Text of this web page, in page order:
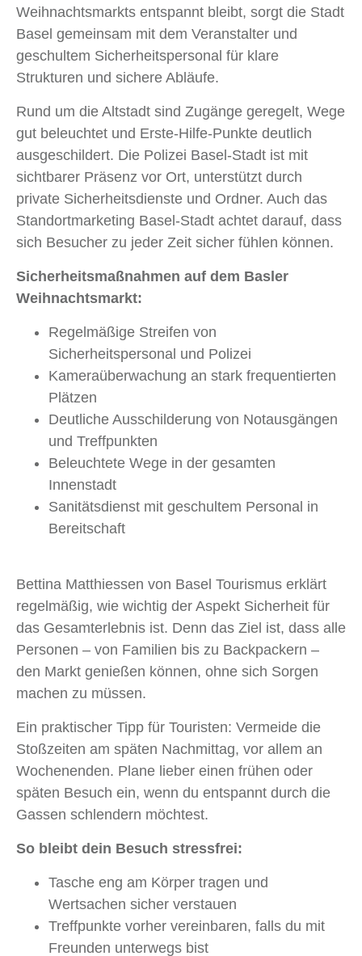
Weihnachtsmarkts entspannt bleibt, sorgt die Stadt
Basel gemeinsam mit dem Veranstalter und
geschultem Sicherheitspersonal für klare
Strukturen und sichere Abläufe.
Rund um die Altstadt sind Zugänge geregelt, Wege
gut beleuchtet und Erste-Hilfe-Punkte deutlich
ausgeschildert. Die Polizei Basel-Stadt ist mit
sichtbarer Präsenz vor Ort, unterstützt durch
private Sicherheitsdienste und Ordner. Auch das
Standortmarketing Basel-Stadt achtet darauf, dass
sich Besucher zu jeder Zeit sicher fühlen können.
Sicherheitsmaßnahmen auf dem Basler
Weihnachtsmarkt:
Regelmäßige Streifen von
Sicherheitspersonal und Polizei
Kameraüberwachung an stark frequentierten
Plätzen
Deutliche Ausschilderung von Notausgängen
und Treffpunkten
Beleuchtete Wege in der gesamten
Innenstadt
Sanitätsdienst mit geschultem Personal in
Bereitschaft
Bettina Matthiessen von Basel Tourismus erklärt
regelmäßig, wie wichtig der Aspekt Sicherheit für
das Gesamterlebnis ist. Denn das Ziel ist, dass alle
Personen – von Familien bis zu Backpackern –
den Markt genießen können, ohne sich Sorgen
machen zu müssen.
Ein praktischer Tipp für Touristen: Vermeide die
Stoßzeiten am späten Nachmittag, vor allem an
Wochenenden. Plane lieber einen frühen oder
späten Besuch ein, wenn du entspannt durch die
Gassen schlendern möchtest.
So bleibt dein Besuch stressfrei:
Tasche eng am Körper tragen und
Wertsachen sicher verstauen
Treffpunkte vorher vereinbaren, falls du mit
Freunden unterwegs bist